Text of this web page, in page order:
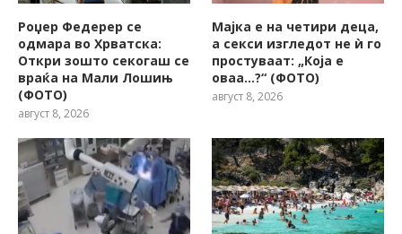
Роџер Федерер се
одмара во Хрватска:
Откри зошто секогаш се
враќа на Мали Лошињ
(ФОТО)
август 8, 2026
Мајка е на четири деца,
а секси изгледот не ѝ го
простуваат: „Која е
оваа…?“ (ФОТО)
август 8, 2026